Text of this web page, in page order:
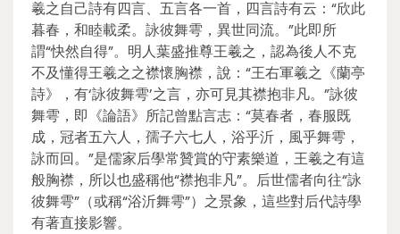
羲之自己詩有四言、五言各一首，四言詩有云：“欣此
暮春，和睦載柔。詠彼舞雩，異世同流。”此即所
謂“快然自得”。明人葉盛推尊王羲之，認為後人不克
不及懂得王羲之之襟懷胸襟，說：“王右軍羲之《蘭亭
詩》，有‘詠彼舞雩’之言，亦可見其襟抱非凡。”詠彼
舞雩，即《論語》所記曾點言志：“莫春者，春服既
成，冠者五六人，孺子六七人，浴乎沂，風乎舞雩，
詠而回。”是儒家后學常贊賞的守素樂道，王羲之有這
般胸襟，所以也盛稱他“襟抱非凡”。后世儒者向往“詠
彼舞雩”（或稱“浴沂舞雩”）之景象，這些對后代詩學
有著直接影響。